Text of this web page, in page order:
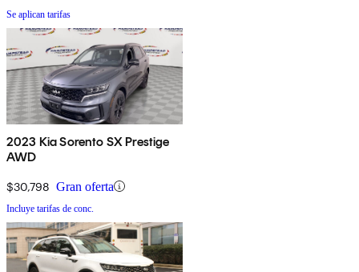
Se aplican tarifas
2023 Kia Sorento SX Prestige
AWD
$30,798 Gran oferta
Incluye tarifas de conc.